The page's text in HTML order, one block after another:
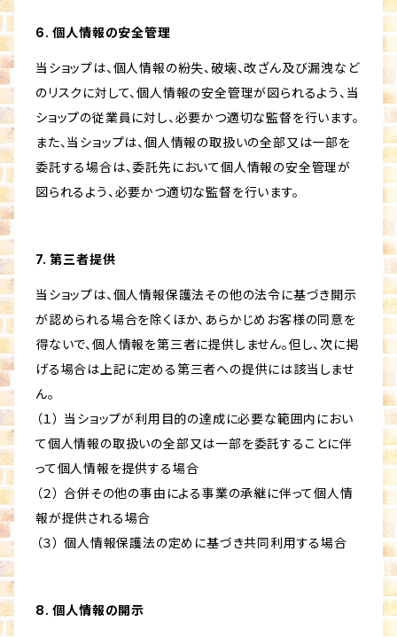
6. 個人情報の安全管理
当ショップは、個人情報の紛失、破壊、改ざん及び漏洩など
のリスクに対して、個人情報の安全管理が図られるよう、当
ショップの従業員に対し、必要かつ適切な監督を行います。
また、当ショップは、個人情報の取扱いの全部又は一部を
委託する場合は、委託先において個人情報の安全管理が
図られるよう、必要かつ適切な監督を行います。
7. 第三者提供
当ショップは、個人情報保護法その他の法令に基づき開示
が認められる場合を除くほか、あらかじめお客様の同意を
得ないで、個人情報を第三者に提供しません。但し、次に掲
げる場合は上記に定める第三者への提供には該当しませ
ん。
（１） 当ショップが利用目的の達成に必要な範囲内におい
て個人情報の取扱いの全部又は一部を委託することに伴
って個人情報を提供する場合
（２） 合併その他の事由による事業の承継に伴って個人情
報が提供される場合
（３） 個人情報保護法の定めに基づき共同利用する場合
8. 個人情報の開示